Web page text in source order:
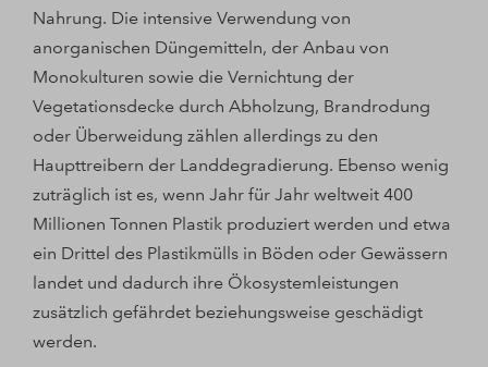
Nahrung. Die intensive Verwendung von
anorganischen Düngemitteln, der Anbau von
Monokulturen sowie die Vernichtung der
Vegetationsdecke durch Abholzung, Brandrodung
oder Überweidung zählen allerdings zu den
Haupttreibern der Landdegradierung. Ebenso wenig
zuträglich ist es, wenn Jahr für Jahr weltweit 400
Millionen Tonnen Plastik produziert werden und etwa
ein Drittel des Plastikmülls in Böden oder Gewässern
landet und dadurch ihre Ökosystemleistungen
zusätzlich gefährdet beziehungsweise geschädigt
werden.